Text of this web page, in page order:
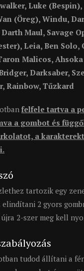
Luke
(Öreg), Windu,
Maul, Savage
Leia, Ben Solo,
Malicos, Ahsoka
Darksaber,
Rainbow, Tűzkard
felfele tartva a
a gombot és
a
tartozik egy
2 gyors
2-szer meg kell
tudod állítani a